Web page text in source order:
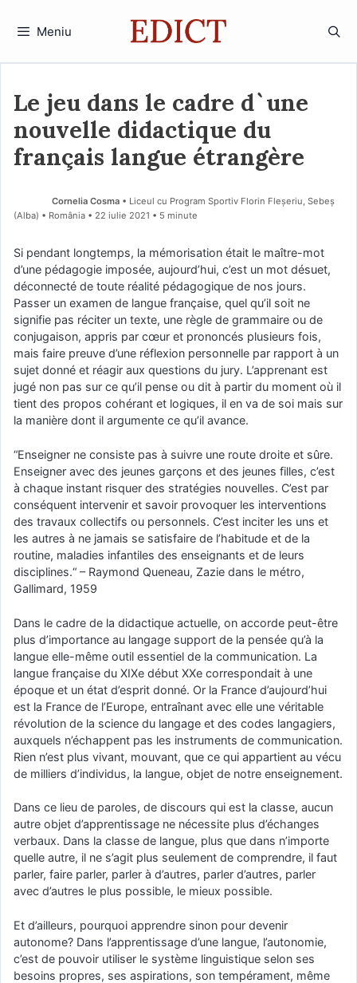
Meniu
Le jeu dans le cadre d`une
nouvelle didactique du
français langue étrangère
Cornelia Cosma • Liceul cu Program Sportiv Florin Fleșeriu, Sebeș
(Alba) • România
22 iulie 2021 • 5 minute
Si pendant longtemps, la mémorisation était le maître-mot
d’une pédagogie imposée, aujourd’hui, c’est un mot désuet,
déconnecté de toute réalité pédagogique de nos jours.
Passer un examen de langue française, quel qu’il soit ne
signifie pas réciter un texte, une règle de grammaire ou de
conjugaison, appris par cœur et prononcés plusieurs fois,
mais faire preuve d’une réflexion personnelle par rapport à un
sujet donné et réagir aux questions du jury. L’apprenant est
jugé non pas sur ce qu’il pense ou dit à partir du moment où il
tient des propos cohérant et logiques, il en va de soi mais sur
la manière dont il argumente ce qu’il avance.
“Enseigner ne consiste pas à suivre une route droite et sûre.
Enseigner avec des jeunes garçons et des jeunes filles, c’est
à chaque instant risquer des stratégies nouvelles. C’est par
conséquent intervenir et savoir provoquer les interventions
des travaux collectifs ou personnels. C’est inciter les uns et
les autres à ne jamais se satisfaire de l’habitude et de la
routine, maladies infantiles des enseignants et de leurs
disciplines.“ – Raymond Queneau, Zazie dans le métro,
Gallimard, 1959
Dans le cadre de la didactique actuelle, on accorde peut-être
plus d’importance au langage support de la pensée qu’à la
langue elle-même outil essentiel de la communication. La
langue française du XIXe début XXe correspondait à une
époque et un état d’esprit donné. Or la France d’aujourd’hui
est la France de l’Europe, entraînant avec elle une véritable
révolution de la science du langage et des codes langagiers,
auxquels n’échappent pas les instruments de communication.
Rien n’est plus vivant, mouvant, que ce qui appartient au vécu
de milliers d’individus, la langue, objet de notre enseignement.
Dans ce lieu de paroles, de discours qui est la classe, aucun
autre objet d’apprentissage ne nécessite plus d’échanges
verbaux. Dans la classe de langue, plus que dans n’importe
quelle autre, il ne s’agit plus seulement de comprendre, il faut
parler, faire parler, parler à d’autres, parler d’autres, parler
avec d’autres le plus possible, le mieux possible.
Et d’ailleurs, pourquoi apprendre sinon pour devenir
autonome? Dans l’apprentissage d’une langue, l’autonomie,
c’est de pouvoir utiliser le système linguistique selon ses
besoins propres, ses aspirations, son tempérament, même